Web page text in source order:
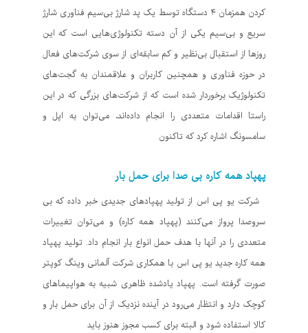
کردن همزمان ۴ دستگاه توسط یک پد شارژ بی‌سیم فناوری شارژ
سریع و بی‌سیم یکی از آن دسته تکنولوژی‌هایی است که این
روزها از استقبال بی‌نظیر و کم سابقه‌ای از سوی شرکت‌های فعال
در حوزه فناوری و همچنین کاربران و علاقمندان به گجت‌های
تکنولوژیک برخوردار شده است که از شرکت‌های بزرگی که در این
راستا اقدامات متعددی را انجام داده‌اند، می‌توان به اپل و
سامسونگ اشاره کرد که تاکنون
پهپاد همه کاره بی صدا برای حمل بار
شرکت یو پی اس از تولید پهپادهای جدیدی خبر داده که بی
سروصدا پرواز می‌کنند (پهپاد همه کاره) و می‌توان تغییرات
متعددی را در آنها با هدف حمل انواع بار انجام داد. تولید پهپاد
همه کاره جدید یو پی اس با همکاری شرکت آلمانی وینگ کوپتر
صورت گرفته است. پهپاد یادشده ظاهری شبیه به هواپیماهای
کوچک دارد و انتظار می‌رود در آینده نزدیک از آن برای حمل بار و
کالا استفاده شود و البته برای کسب مجوز هنوز باید